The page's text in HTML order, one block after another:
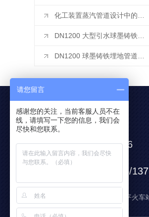
化工装置蒸汽管道设计中的那些秘密！
DN1200 大型引水球墨铸铁管 内外防腐涂装 + 阴极保护全套强制技术要求
DN1200 球墨铸铁埋地管道 阴极保护设计电流密度（国标 + 引水工程通用取值）
联系我们
服务电话：0917-6652666
13571725666/
公司地址： 陕西宝鸡陈仓区阳平火车
请您留言
感谢您的关注，当前客服人员不在
线，请填写一下您的信息，我们会
尽快和您联系。